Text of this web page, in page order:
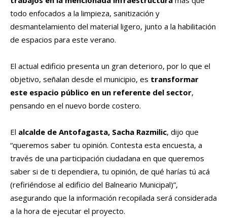
todo enfocados a la limpieza, sanitización y
desmantelamiento del material ligero, junto a la habilitación
de espacios para este verano.
El actual edificio presenta un gran deterioro, por lo que el
objetivo, señalan desde el municipio, es transformar
este espacio público en un referente del sector,
pensando en el nuevo borde costero.
El alcalde de Antofagasta, Sacha Razmilic, dijo que
“queremos saber tu opinión. Contesta esta encuesta, a
través de una participación ciudadana en que queremos
saber si de ti dependiera, tu opinión, de qué harías tú acá
(refiriéndose al edificio del Balneario Municipal)”,
asegurando que la información recopilada será considerada
a la hora de ejecutar el proyecto.